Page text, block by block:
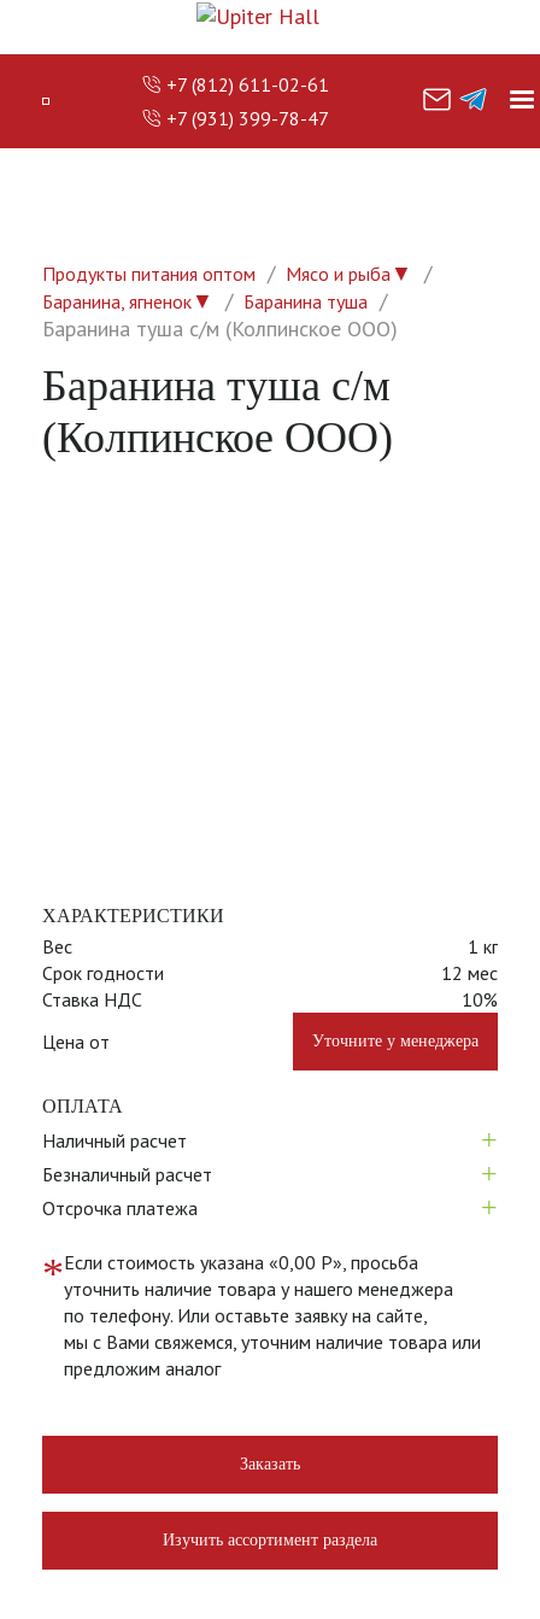
+7 (812) 611-02-61
+7 (931) 399-78-47
Продукты питания оптом Мясо и рыба▼
Баранина, ягненок▼ Баранина туша
Баранина туша с/м (Колпинское ООО)
Баранина туша с/м
(Колпинское ООО)
ХАРАКТЕРИСТИКИ
Вес
1 кг
Срок годности
12 мес
Ставка НДС
10%
Цена от
Уточните у менеджера
ОПЛАТА
Наличный расчет +
Безналичный расчет +
Отсрочка платежа +
*Если стоимость указана «0,00 Р», просьба
уточнить наличие товара у нашего менеджера
по телефону. Или оставьте заявку на сайте,
мы с Вами свяжемся, уточним наличие товара или
предложим аналог
Заказать
Изучить ассортимент раздела